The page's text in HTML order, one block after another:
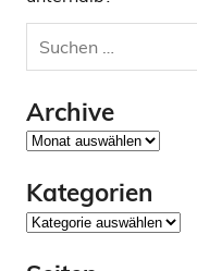
Archive
Archive
Kategorien
Kategorien